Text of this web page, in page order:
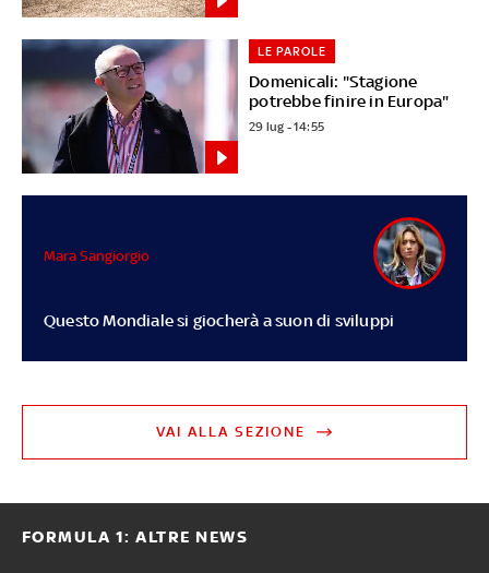
Domenicali: "Stagione
potrebbe finire in Europa"
LE PAROLE
29 lug - 14:55
Questo Mondiale si giocherà a suon di sviluppi
Mara Sangiorgio
VAI ALLA SEZIONE
FORMULA 1: ALTRE NEWS